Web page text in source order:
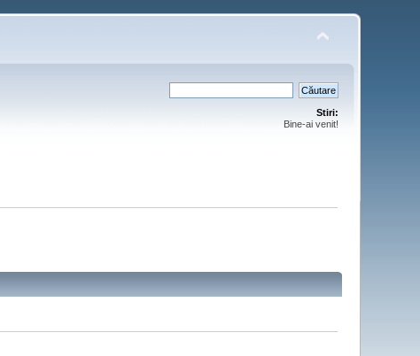
Stiri:
Bine-ai venit!